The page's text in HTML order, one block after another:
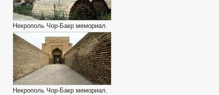
Некрополь Чор-Бакр мемориал.
Некрополь Чор-Бакр мемориал.